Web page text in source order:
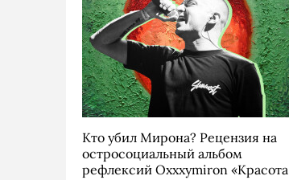
Кто убил Мирона? Рецензия на
остросоциальный альбом
рефлексий Oxxxymiron «Красота